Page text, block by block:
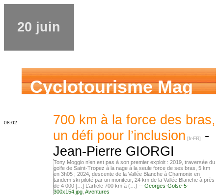
20 juin
Cyclotourisme Mag
08:02
700 km à la force des bras,
un défi pour l’inclusion
-
Jean-Pierre GIORGI
Tony Moggio n’en est pas à son premier exploit : 2019, traversée du
golfe de Saint-Tropez à la nage à la seule force de ses bras, 5 km
en 3h05 ; 2024, descente de la Vallée Blanche à Chamonix en
tandem ski piloté par un moniteur, 24 km de la Vallée Blanche à près
de 4 000 […] L’article 700 km à (…) -- Georges-Golse-5-
300x154.jpg Aventures